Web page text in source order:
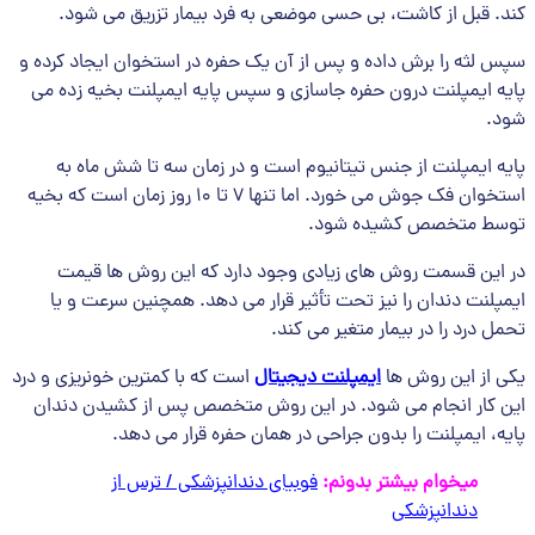
کند. قبل از کاشت، بی حسی موضعی به فرد بیمار تزریق می شود.
سپس لثه را برش داده و پس از آن یک حفره در استخوان ایجاد کرده و
پایه ایمپلنت درون حفره جاسازی و سپس پایه ایمپلنت بخیه زده می
شود.
پایه ایمپلنت از جنس تیتانیوم است و در زمان سه تا شش ماه به
استخوان فک جوش می خورد. اما تنها 7 تا 10 روز زمان است که بخیه
توسط متخصص کشیده شود.
در این قسمت روش های زیادی وجود دارد که این روش ها قیمت
ایمپلنت دندان را نیز تحت تأثیر قرار می دهد. همچنین سرعت و یا
تحمل درد را در بیمار متغیر می کند.
یکی از این روش ها ایمپلنت دیجیتال است که با کمترین خونریزی و درد
این کار انجام می شود. در این روش متخصص پس از کشیدن دندان
پایه، ایمپلنت را بدون جراحی در همان حفره قرار می دهد.
میخوام بیشتر بدونم: فوبیای دندانپزشکی / ترس از
دندانپزشکی